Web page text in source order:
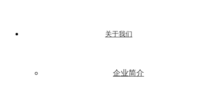
关于我们
企业简介